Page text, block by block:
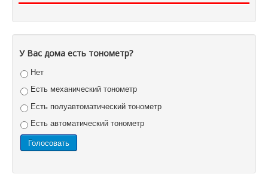
У Вас дома есть тонометр?
Нет
Есть механический тонометр
Есть полуавтоматический тонометр
Есть автоматический тонометр